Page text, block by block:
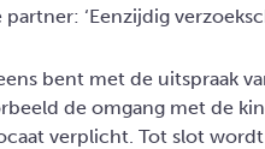
‘Eenzijdig
bent met de uitspraak
de omgang met de
verplicht. Tot slot